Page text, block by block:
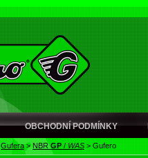
OBCHODNÍ PODMÍNKY
Gufera> NBRGP / WAS > Gufero